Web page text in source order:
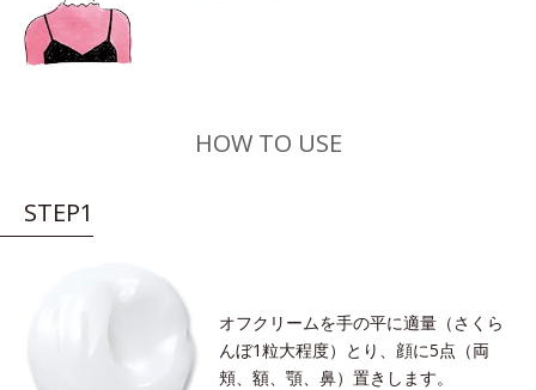
HOW TO USE
STEP1
オフクリームを手の平に適量（さくら
んぼ1粒大程度）とり、顔に5点（両
頬、額、顎、鼻）置きします。